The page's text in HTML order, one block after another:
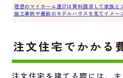
理想のマイホーム選びは資料請求して家族と
施工事例や最新のモデルハウスを見てイメー
注文住宅でかかる
注文住宅を建てる際には、